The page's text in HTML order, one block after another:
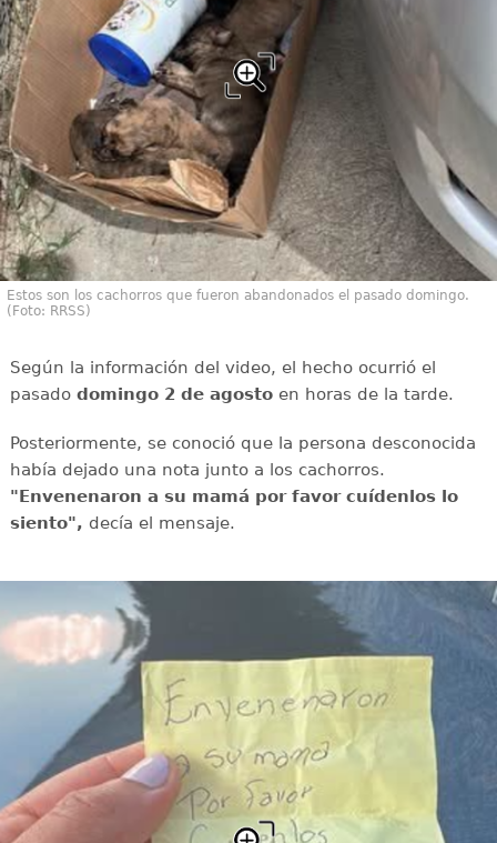
Estos son los cachorros que fueron abandonados el pasado domingo.
(Foto: RRSS)
Según la información del video, el hecho ocurrió el
pasado domingo 2 de agostoen horas de la tarde.
Posteriormente, se conoció que la persona desconocida
había dejado una nota junto a los cachorros.
"Envenenaron a su mamá por favor cuídenlos lo
siento", decía el mensaje.